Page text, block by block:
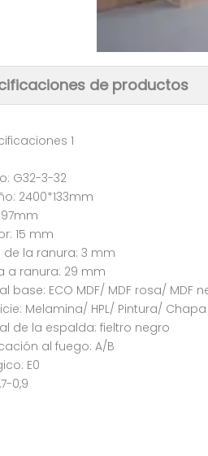
de productos
1
G32-3-32
2400*133mm
15 mm
de la ranura: 3 mm
a ranura: 29 mm
base: ECO MDF/ MDF rosa/ MDF
Melamina/ HPL/ Pintura/ Chapa
de la espalda: fieltro negro
al fuego: A/B
E0
0,9